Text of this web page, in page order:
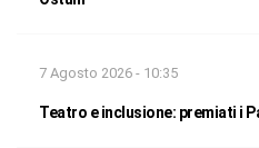
7 Agosto 2026 - 10:35
Teatro e inclusione: premiati i